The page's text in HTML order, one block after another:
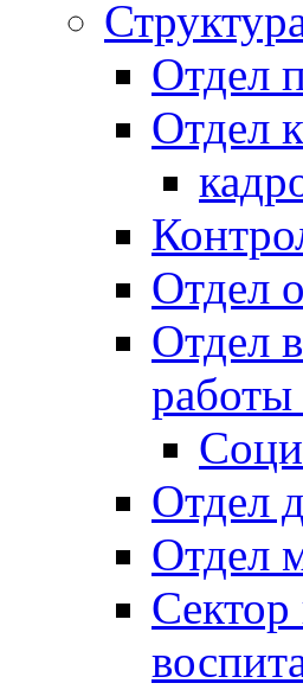
Отдел
Отдел
Отдел
Отдел
работы
Отдел
Отдел
Сектор